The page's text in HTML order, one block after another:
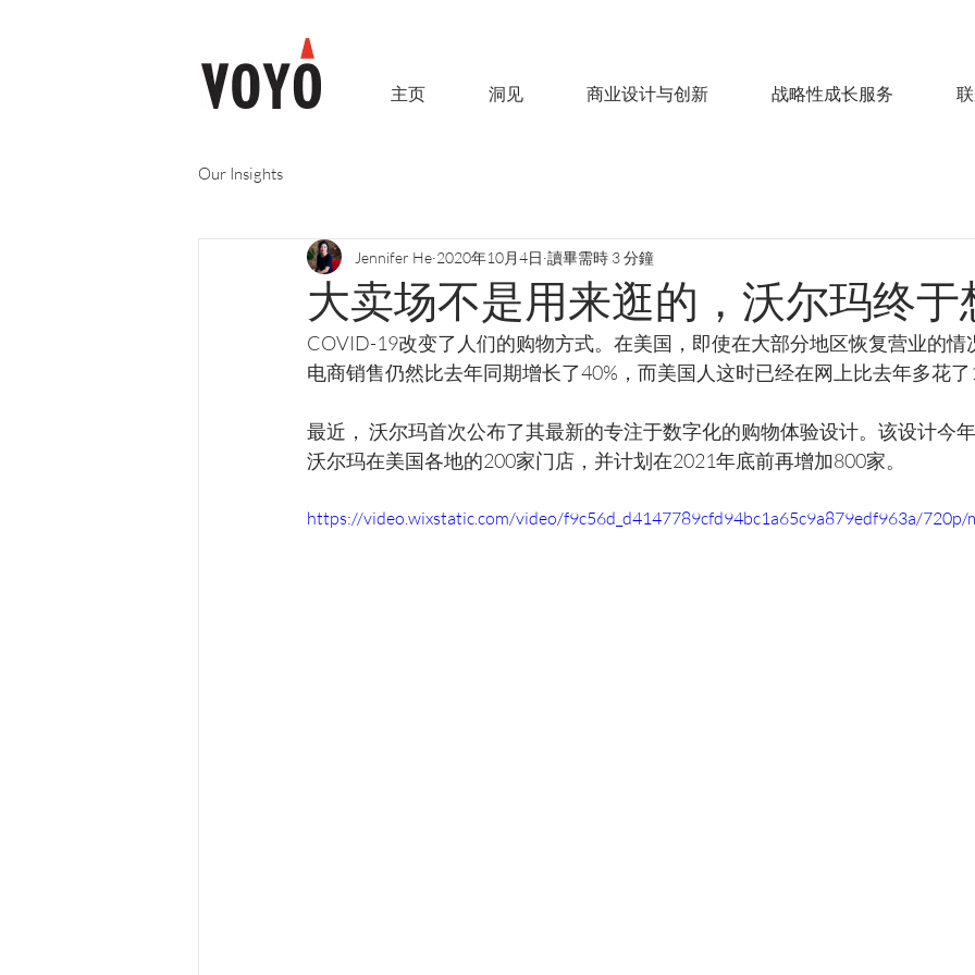
主页 洞见 商业设计与创新 战略性成长服务
Our Insights
大卖场不是用来逛的，沃尔玛终于
Jennifer He 2020年10月4日 讀畢需時 3 分鐘
COVID-19改变了人们的购物方式。在美国，即使在大部分地区恢复营业的情
电商销售仍然比去年同期增长了40%，而美国人这时已经在网上比去年多花了
最近， 沃尔玛首次公布了其最新的专注于数字化的购物体验设计。该设计今
沃尔玛在美国各地的200家门店，并计划在2021年底前再增加800家。
https://video.wixstatic.com/video/f9c56d_d4147789cfd94bc1a65c9a879edf963a/720p/